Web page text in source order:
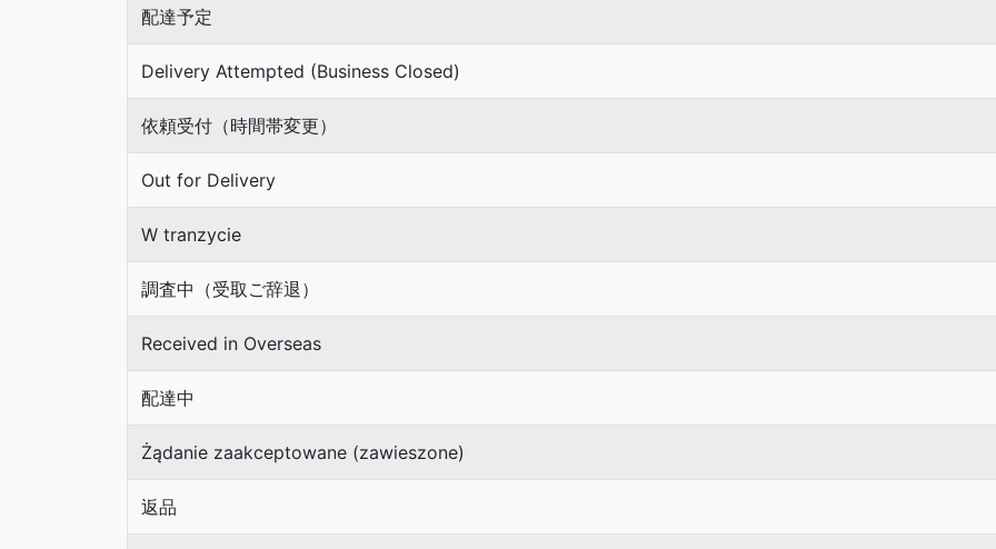
配達予定
Delivery Attempted (Business Closed)
依頼受付（時間帯変更）
Out for Delivery
W tranzycie
調査中（受取ご辞退）
Received in Overseas
配達中
Żądanie zaakceptowane (zawieszone)
返品